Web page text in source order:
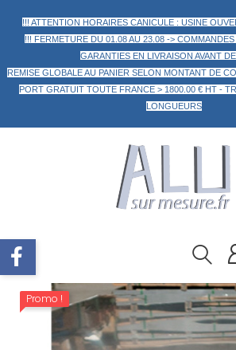
!!! ATTENTION HORAIRES CANICULE : USINE
!!! FERMETURE DU 01.08 AU 23.08 ->
GARANTIES EN LIVRAISON AVANT
REMISE GLOBALE AU PANIER SELON MONTANT DE
PORT GRATUIT TOUTE FRANCE > 1800.00 € HT -
LONGUEURS
Promo !